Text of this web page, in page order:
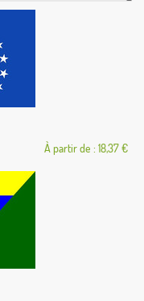
À partir de : 18,37 €